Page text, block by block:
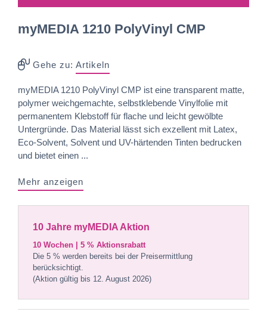
myMEDIA 1210 PolyVinyl CMP
Gehe zu: Artikeln
myMEDIA 1210 PolyVinyl CMP ist eine transparent matte,
polymer weichgemachte, selbstklebende Vinylfolie mit
permanentem Klebstoff für flache und leicht gewölbte
Untergründe. Das Material lässt sich exzellent mit Latex,
Eco-Solvent, Solvent und UV-härtenden Tinten bedrucken
und bietet einen ...
Mehr anzeigen
10 Jahre myMEDIA Aktion
10 Wochen | 5 % Aktionsrabatt
Die 5 % werden bereits bei der Preisermittlung
berücksichtigt.
(Aktion gültig bis 12. August 2026)